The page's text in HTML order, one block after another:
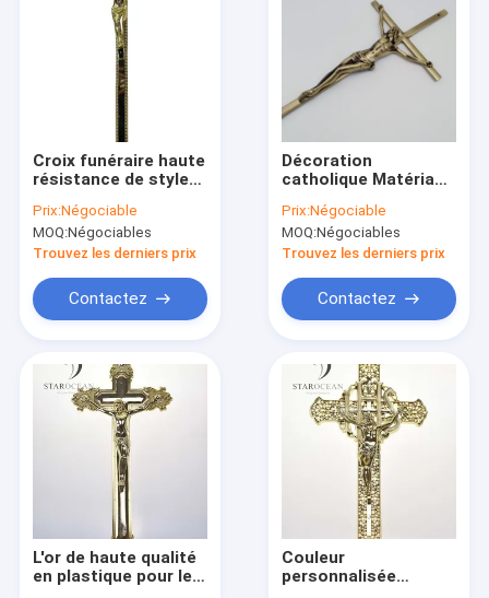
Produits
A propos de nous
Visite d'usine
Contrôle de la qualité
Croix funéraire haute
résistance de style
durable ZJ-03
Prix:Négociable
MOQ:Négociables
Trouvez les derniers prix
Contactez
Décoration
catholique Matériau
cuivre Matériel
funéraire 56,7*15,8
Cm ZD045
Prix:Négociable
MOQ:Négociables
Trouvez les derniers prix
Contactez
L'or de haute qualité
en plastique pour les
Couleur
personnalisée